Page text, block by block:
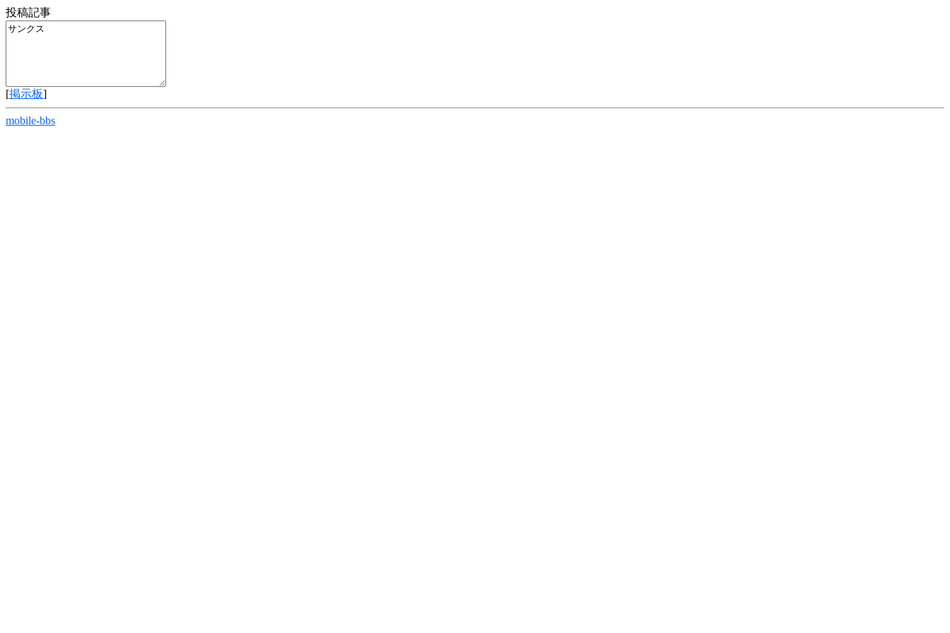
投稿記事
[掲示板]
mobile-bbs